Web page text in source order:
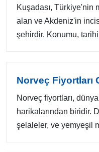
Kuşadası, Türkiye'nin
alan ve Akdeniz'in
şehirdir. Konumu,
Norveç Fiyortları
Norveç fiyortları,
harikalarından biridir.
şelaleler, ve yemyeşil